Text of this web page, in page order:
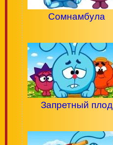
Сомнамбула
Запретный плод